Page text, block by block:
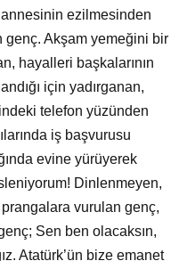
annesinin ezilmesinden
genç. Akşam yemeğini bir
hayalleri başkalarının
için yadırganan,
telefon yüzünden
iş başvurusu
evine yürüyerek
Dinlenmeyen,
vurulan genç,
Sen ben olacaksın,
Atatürk’ün bize emanet